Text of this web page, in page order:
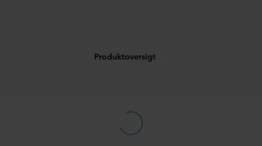
Produktoversigt